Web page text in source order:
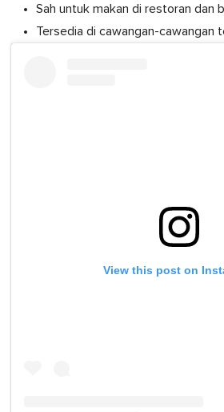
Sah untuk makan di restoran dan
Tersedia di cawangan-cawangan
View this post on